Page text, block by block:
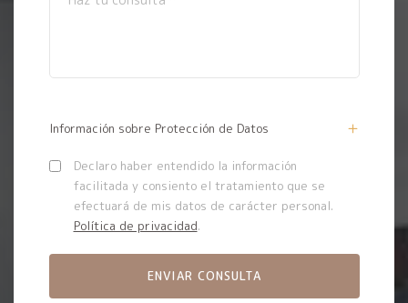
Información sobre Protección de Datos
Declaro haber entendido la información
facilitada y consiento el tratamiento que se
efectuará de mis datos de carácter personal.
Política de privacidad.